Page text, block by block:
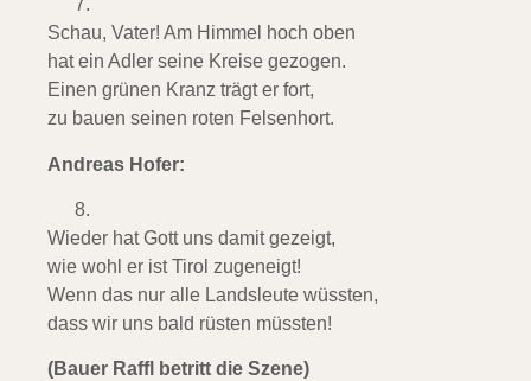
Schau, Vater! Am Himmel hoch oben
hat ein Adler seine Kreise gezogen.
Einen grünen Kranz trägt er fort,
zu bauen seinen roten Felsenhort.
Andreas Hofer:
Wieder hat Gott uns damit gezeigt,
wie wohl er ist Tirol zugeneigt!
Wenn das nur alle Landsleute wüssten,
dass wir uns bald rüsten müssten!
(Bauer Raffl betritt die Szene)